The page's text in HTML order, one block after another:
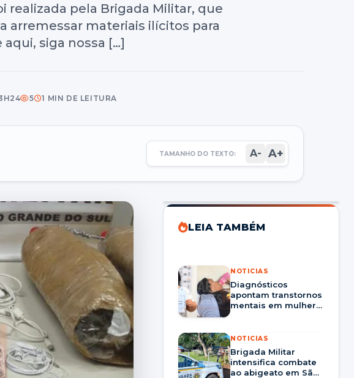
realizada pela Brigada Militar, que
materiais ilícitos para
siga nossa […]
5 1 MIN DE LEITURA
TAMANHO DO TEXTO: A- A+
LEIA TAMBÉM
NOTICIAS
Diagnósticos
apontam transtornos
mentais em mulher
enganou órgãos
públicos.
NOTICIAS
Brigada Militar
intensifica combate
ao abigeato em São